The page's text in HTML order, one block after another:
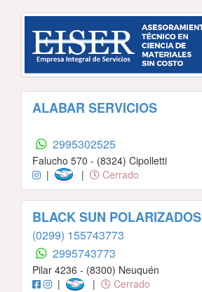
ALABAR SERVICIOS
2995302525
Falucho 570 - (8324) Cipolletti
|
| Cerrado
BLACK SUN POLARIZADOS
(0299) 155743773
2995743773
Pilar 4236 - (8300) Neuquén
|
| Cerrado